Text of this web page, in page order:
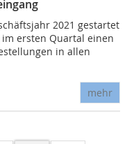
2021 gestartet
ersten Quartal einen
in allen
mehr